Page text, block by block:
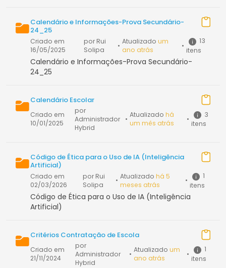
Calendário e Informações-Prova Secundário-
24_25
Criado em
16/05/2025
por Rui
Solipa
• Atualizadoum
ano atrás
•
13
itens
Calendário e Informações-Prova Secundário-
24_25
Calendário Escolar
Criado em
10/01/2025
por
Administrador
Hybrid
• Atualizado há
um mês atrás
•
3
itens
Código de Ética para o Uso de IA (Inteligência
Artificial)
Criado em
02/03/2026
por Rui
Solipa
• Atualizado há 5
meses atrás
•
1
itens
Código de Ética para o Uso de IA (Inteligência
Artificial)
Critérios Contratação de Escola
Criado em
21/11/2024
por
Administrador
Hybrid
• Atualizado um
ano atrás
•
1
itens